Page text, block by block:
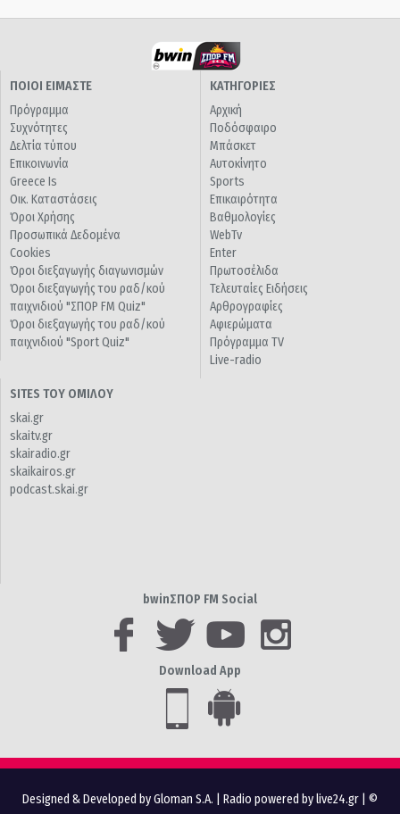
ΠΟΙΟΙ ΕΙΜΑΣΤΕ
Πρόγραμμα
Συχνότητες
Δελτία τύπου
Επικοινωνία
Greece Is
Οικ. Καταστάσεις
Όροι Χρήσης
Προσωπικά Δεδομένα
Cookies
Όροι διεξαγωγής διαγωνισμών
Όροι διεξαγωγής του ραδ/κού
παιχνιδιού "ΣΠΟΡ FM Quiz"
Όροι διεξαγωγής του ραδ/κού
παιχνιδιού "Sport Quiz"
ΚΑΤΗΓΟΡΙΕΣ
Αρχική
Ποδόσφαιρο
Μπάσκετ
Αυτοκίνητο
Sports
Επικαιρότητα
Βαθμολογίες
WebTv
Enter
Πρωτοσέλιδα
Τελευταίες Ειδήσεις
Αρθρογραφίες
Αφιερώματα
Πρόγραμμα TV
Live-radio
SITES ΤΟΥ ΟΜΙΛΟΥ
skai.gr
skaitv.gr
skairadio.gr
skaikairos.gr
podcast.skai.gr
bwinΣΠΟΡ FM Social
Download App
Designed & Developed by Gloman S.A. Radio powered by live24.gr | ©